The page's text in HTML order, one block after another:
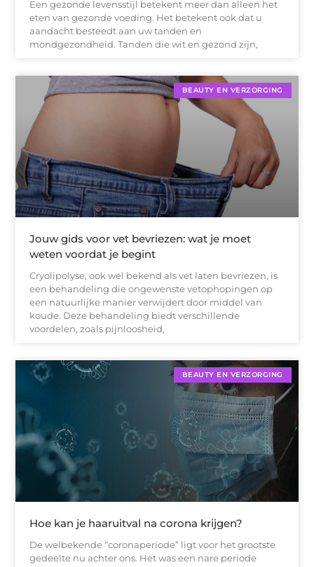
Een gezonde levensstijl betekent meer dan alleen het
eten van gezonde voeding. Het betekent ook dat u
aandacht besteedt aan uw tanden en
mondgezondheid. Tanden die wit en gezond zijn,
BEAUTY EN VERZORGING
Jouw gids voor vet bevriezen: wat je moet
weten voordat je begint
Cryolipolyse, ook wel bekend als vet laten bevriezen, is
een behandeling die ongewenste vetophopingen op
een natuurlijke manier verwijdert door middel van
koude. Deze behandeling biedt verschillende
voordelen, zoals pijnloosheid,
BEAUTY EN VERZORGING
Hoe kan je haaruitval na corona krijgen?
De welbekende “coronaperiode” ligt voor het grootste
gedeelte nu achter ons. Het was een nare periode